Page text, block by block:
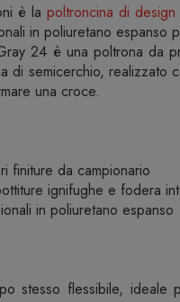
è la poltroncina di design
in poliuretano espanso
24 è una poltrona da
di semicerchio, realizzato
una croce.
finiture da campionario
ignifughe e fodera
in poliuretano espanso
stesso flessibile, ideale